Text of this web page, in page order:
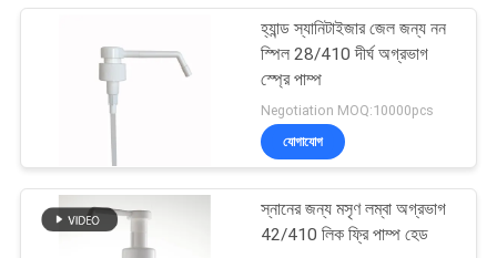
তরল সাবান বিতরণকারী
10
হ্যান্ড স্যানিটাইজার জেল জন্য নন
স্পিল 28/410 দীর্ঘ অগ্রভাগ
স্প্রে পাম্প
Negotiation MOQ:10000pcs
যোগাযোগ
স্নানের জন্য মসৃণ লম্বা অগ্রভাগ
42/410 লিক ফ্রি পাম্প হেড